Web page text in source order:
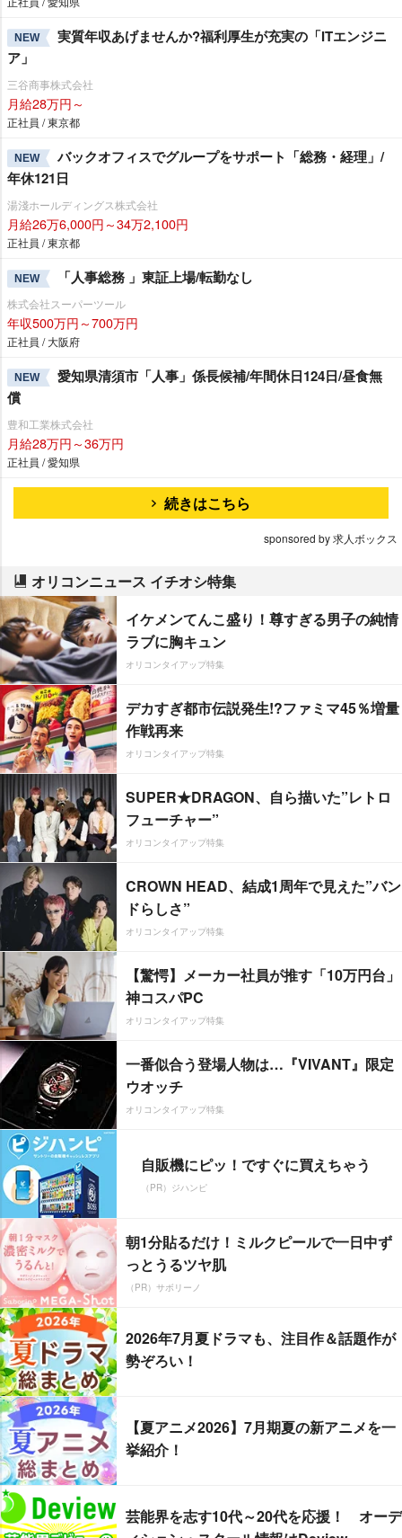
NEW
実質年収あげませんか?福利厚生が充実の「ITエンジニ
ア」
三谷商事株式会社
月給28万円～
正社員 / 東京都
NEW
バックオフィスでグループをサポート「総務・経理」/
年休121日
湯淺ホールディングス株式会社
月給26万6,000円～34万2,100円
正社員 / 東京都
NEW 「人事総務 」東証上場/転勤なし
株式会社スーパーツール
年収500万円～700万円
正社員 / 大阪府
NEW
愛知県清須市「人事」係長候補/年間休日124日/昼食無
償
豊和工業株式会社
月給28万円～36万円
正社員 / 愛知県
続きはこちら
sponsored by 求人ボックス
オリコンニュース イチオシ特集
イケメンてんこ盛り！尊すぎる男子の純情
ラブに胸キュン
オリコンタイアップ特集
デカすぎ都市伝説発生!?ファミマ45％増量
作戦再来
オリコンタイアップ特集
SUPER★DRAGON、自ら描いた”レトロ
フューチャー”
オリコンタイアップ特集
CROWN HEAD、結成1周年で見えた”バン
ドらしさ”
オリコンタイアップ特集
【驚愕】メーカー社員が推す「10万円台」
神コスパPC
オリコンタイアップ特集
一番似合う登場人物は…『VIVANT』限定
ウオッチ
オリコンタイアップ特集
自販機にピッ！ですぐに買えちゃう
（PR）ジハンピ
朝1分貼るだけ！ミルクピールで一日中ず
っとうるツヤ肌
（PR）サボリーノ
2026年7月夏ドラマも、注目作＆話題作が
勢ぞろい！
【夏アニメ2026】7月期夏の新アニメを一
挙紹介！
芸能界を志す10代～20代を応援！ オーデ